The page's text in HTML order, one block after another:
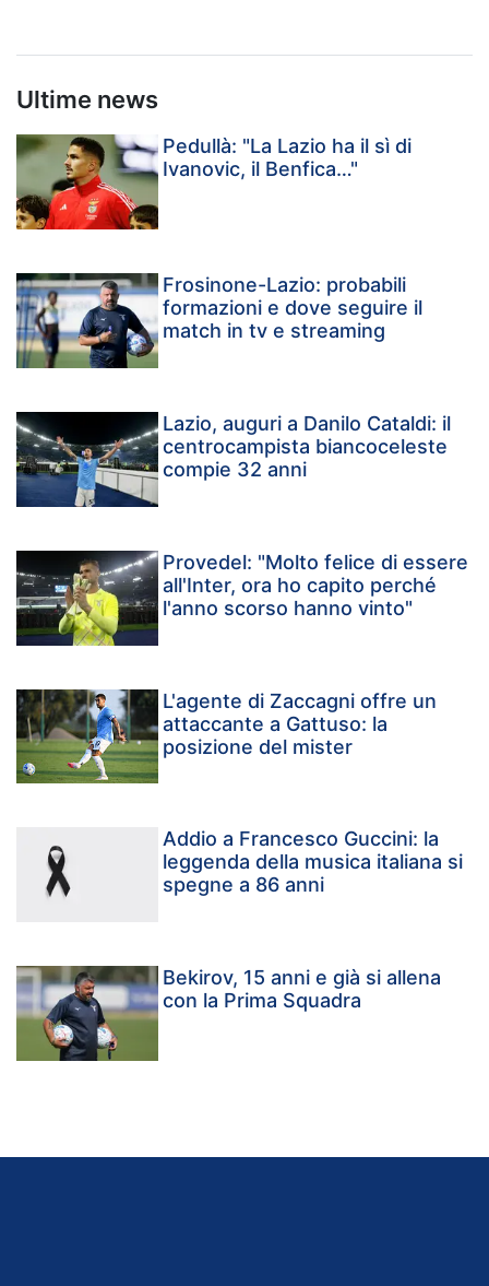
Ultime news
Pedullà: "La Lazio ha il sì di
Ivanovic, il Benfica…"
Frosinone-Lazio: probabili
formazioni e dove seguire il
match in tv e streaming
Lazio, auguri a Danilo Cataldi: il
centrocampista biancoceleste
compie 32 anni
Provedel: "Molto felice di essere
all'Inter, ora ho capito perché
l'anno scorso hanno vinto"
L'agente di Zaccagni offre un
attaccante a Gattuso: la
posizione del mister
Addio a Francesco Guccini: la
leggenda della musica italiana si
spegne a 86 anni
Bekirov, 15 anni e già si allena
con la Prima Squadra